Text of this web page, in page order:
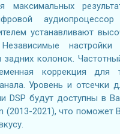
максимальных
устанавливают
Независимые настройки
задних колонок.
коррекция для
Уровень и отсечки
DSP будут доступны в
(2013-2021), что поможет